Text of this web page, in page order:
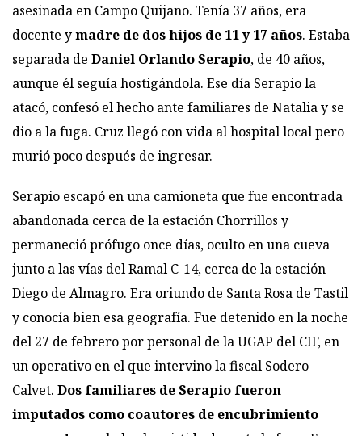
asesinada en Campo Quijano. Tenía 37 años, era
docente ymadre de dos hijos de 11 y 17 años. Estaba
separada de Daniel Orlando Serapio, de 40 años,
aunque él seguía hostigándola. Ese día Serapio la
atacó, confesó el hecho ante familiares de Natalia y se
dio a la fuga. Cruz llegó con vida al hospital local pero
murió poco después de ingresar.
Serapio escapó en una camioneta que fue encontrada
abandonada cerca de la estación Chorrillos y
permaneció prófugo once días, oculto en una cueva
junto a las vías del Ramal C-14, cerca de la estación
Diego de Almagro. Era oriundo de Santa Rosa de Tastil
y conocía bien esa geografía. Fue detenido en la noche
del 27 de febrero por personal de la UGAP del CIF, en
un operativo en el que intervino la fiscal Sodero
Calvet. Dos familiares de Serapio fueron
imputados como coautores de encubrimiento